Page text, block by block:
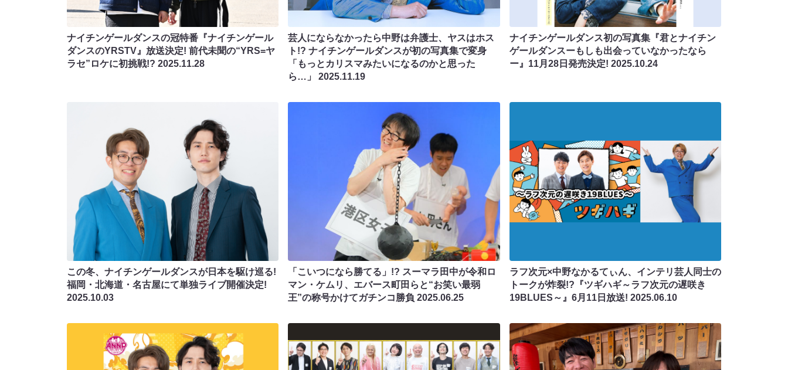
ナイチンゲールダンスの冠特番『ナイチンゲール
ダンスのYRSTV』放送決定! 前代未聞の“YRS=ヤ
ラセ”ロケに初挑戦!? 2025.11.28
芸人にならなかったら中野は弁護士、ヤスはホス
ト!? ナイチンゲールダンスが初の写真集で変身
「もっとカリスマみたいになるのかと思った
ら…」2025.11.19
ナイチンゲールダンス初の写真集『君とナイチン
ゲールダンスーもしも出会っていなかったなら
ー』11月28日発売決定! 2025.10.24
この冬、ナイチンゲールダンスが日本を駆け巡る!
福岡・北海道・名古屋にて単独ライブ開催決定!
2025.10.03
「こいつになら勝てる」!? スーマラ田中が令和ロ
マン・ケムリ、エバース町田らと“お笑い最弱
王”の称号かけてガチンコ勝負2025.06.25
ラフ次元×中野なかるてぃん、インテリ芸人同士の
トークが炸裂!?『ツギハギ～ラフ次元の遅咲き
19BLUES～』6月11日放送! 2025.06.10